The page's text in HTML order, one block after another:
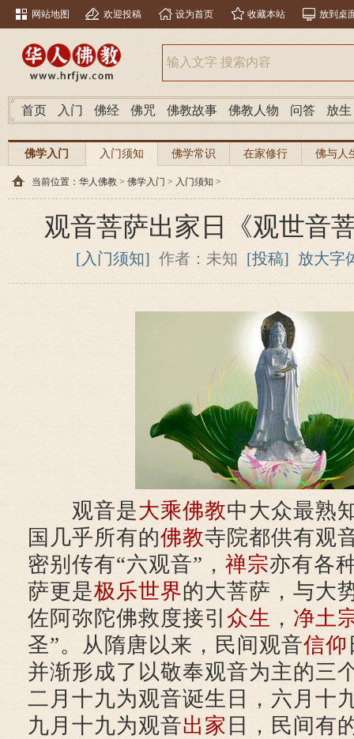
网站地图 欢迎投稿 设为首页 收藏本站 放到桌
首页 入门 佛经 佛咒 佛教故事 佛教人物 问答 放生
佛学入门 入门须知 佛学常识 在家修行 佛与人
当前位置： 华人佛教 > 佛学入门 > 入门须知 >
观音菩萨出家日《观世音
[入门须知] 作者：未知 [投稿] 放大字
观音是大乘佛教中大众最熟
国几乎所有的佛教寺院都供有观
密别传有“六观音”， 禅宗亦有各
萨更是极乐世界的大菩萨，与大
佐阿弥陀佛救度接引 众生 ， 净土
圣”。从隋唐以来，民间观音信仰
并渐形成了以敬奉观音为主的三
二月十九为观音诞生日，六月十
九月十九为观音出家 日，民间有